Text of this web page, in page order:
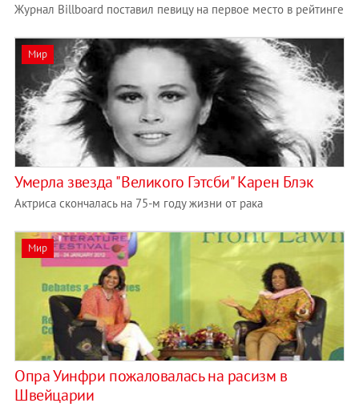
Журнал Billboard поставил певицу на первое место в рейтинге
Мир
Умерла звезда "Великого Гэтсби" Карен Блэк
Актриса скончалась на 75-м году жизни от рака
Мир
Опра Уинфри пожаловалась на расизм в
Швейцарии